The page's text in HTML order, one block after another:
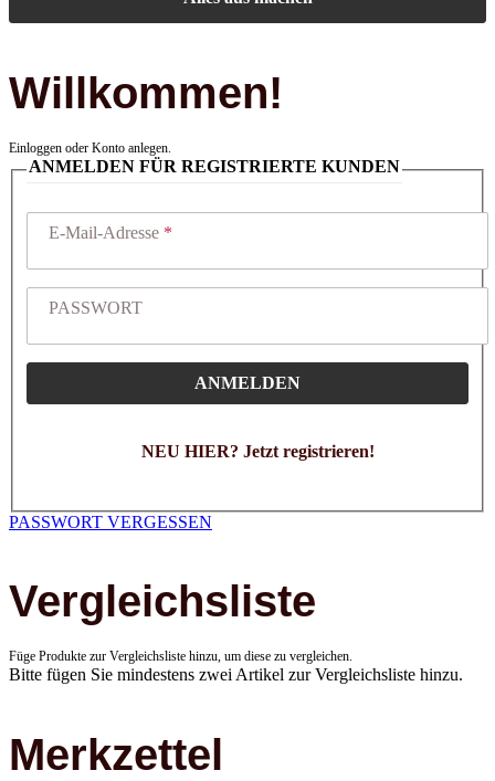
Willkommen!
Einloggen oder Konto anlegen.
ANMELDEN FÜR REGISTRIERTE KUNDEN
E-Mail-Adresse
PASSWORT
ANMELDEN
NEU HIER? Jetzt registrieren!
PASSWORT VERGESSEN
Vergleichsliste
Füge Produkte zur Vergleichsliste hinzu, um diese zu vergleichen.
Bitte fügen Sie mindestens zwei Artikel zur Vergleichsliste hinzu.
Merkzettel